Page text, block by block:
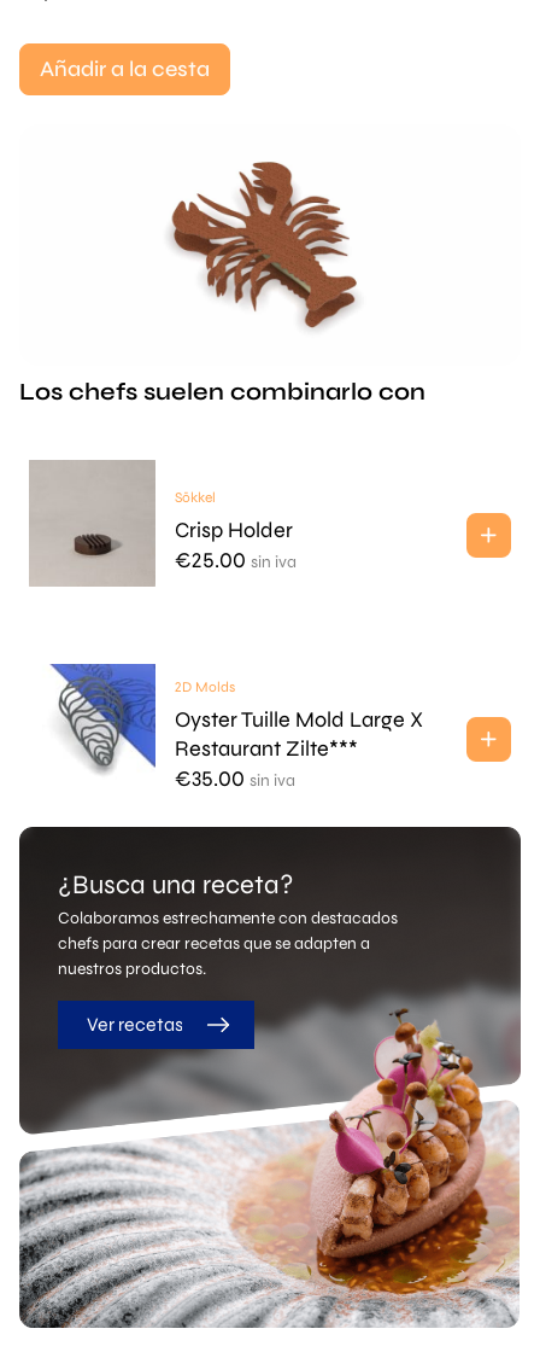
Añadir a la cesta
Los chefs suelen combinarlo con
Sōkkel
Crisp Holder
€25.00 sin iva
2D Molds
Oyster Tuille Mold Large X
Restaurant Zilte***
€35.00 sin iva
¿Busca una receta?
Colaboramos estrechamente con destacados
chefs para crear recetas que se adapten a
nuestros productos.
Ver recetas